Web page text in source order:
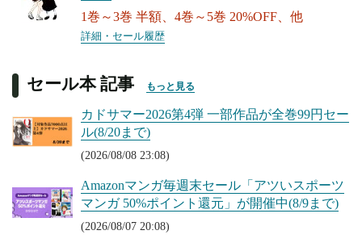
1巻～3巻 半額、4巻～5巻 20%OFF、他
詳細・セール履歴
セール本 記事 もっと見る
カドサマー2026第4弾 一部作品が全巻99円セー
ル(8/20まで)
(2026/08/08 23:08)
Amazonマンガ毎週末セール「アツいスポーツ
マンガ 50%ポイント還元」が開催中(8/9まで)
(2026/08/07 20:08)